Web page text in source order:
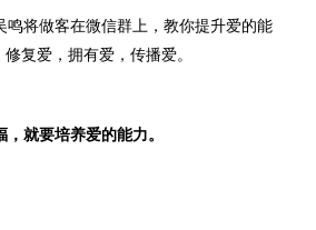
鸣将做客在微信群上，教你提升爱的能
复爱，拥有爱，传播爱。
就要培养爱的能力。